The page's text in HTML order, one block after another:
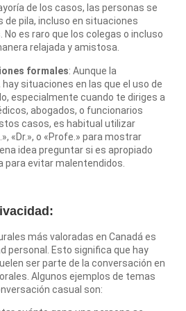
de los casos, las personas se
de pila, incluso en situaciones
No es raro que los colegas o incluso
relajada y amistosa.
formales: Aunque la
situaciones en las que el uso de
especialmente cuando te diriges a
abogados, o funcionarios
casos, es habitual utilizar
«Dr.», o «Profe.» para mostrar
idea preguntar si es apropiado
para evitar malentendidos.
más valoradas en Canadá es
personal. Esto significa que hay
ser parte de la conversación en
Algunos ejemplos de temas
casual son: